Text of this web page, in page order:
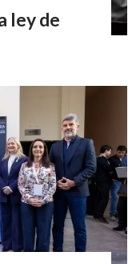
ley de